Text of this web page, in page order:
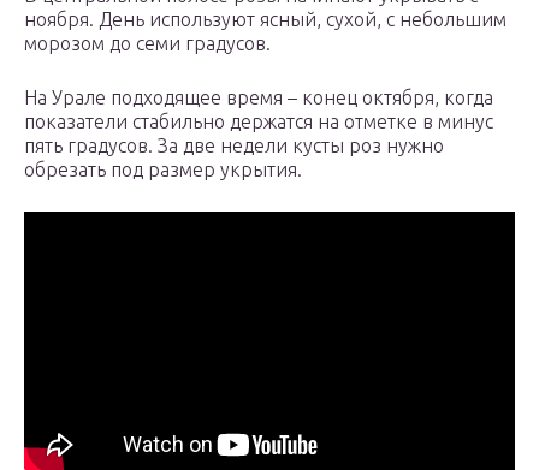
ноября. День используют ясный, сухой, с небольшим
морозом до семи градусов.
На Урале подходящее время – конец октября, когда
показатели стабильно держатся на отметке в минус
пять градусов. За две недели кусты роз нужно
обрезать под размер укрытия.